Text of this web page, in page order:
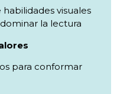
visuales
la lectura
para conformar